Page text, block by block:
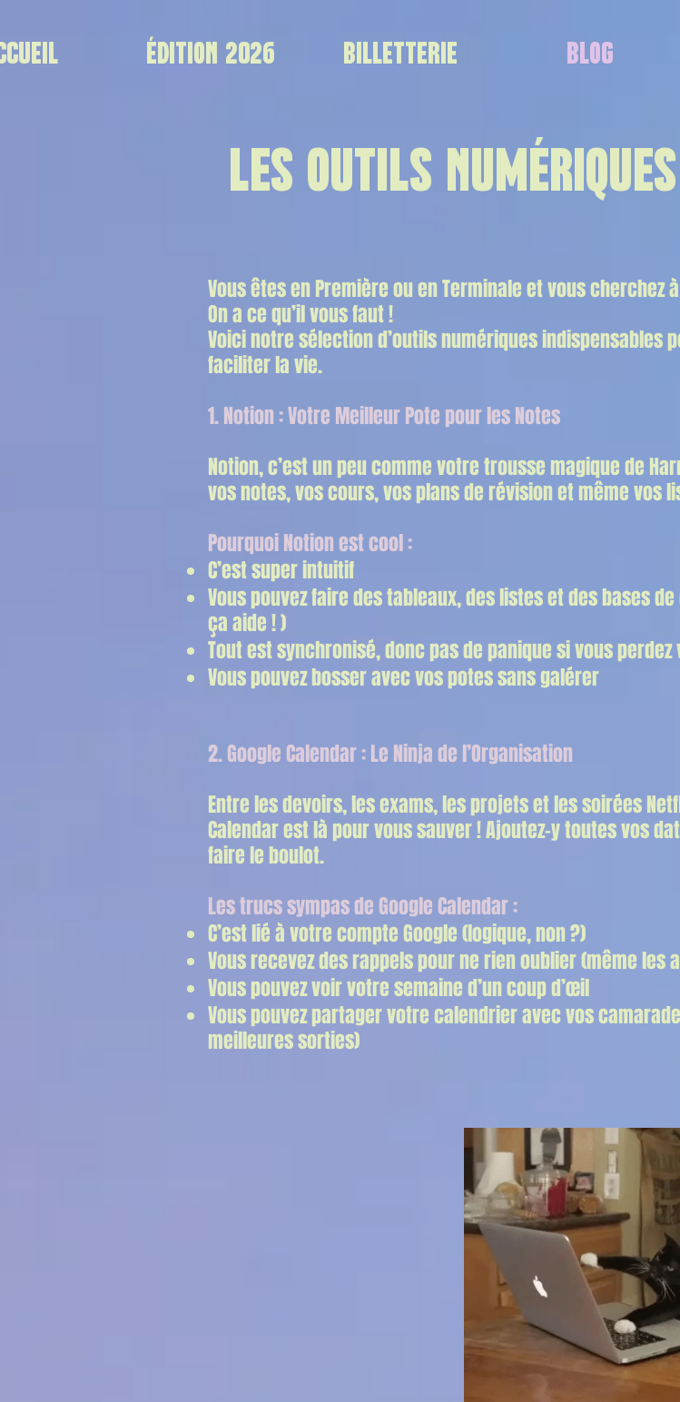
ÉDITION 2026 BILLETTERIE BLOG
LES OUTILS
Vous êtes en Première ou en Terminale et vous
On a ce qu’il vous faut !
Voici notre sélection d’outils numériques
faciliter la vie.
1. Notion : Votre Meilleur Pote pour les Notes
Notion, c’est un peu comme votre trousse magique de
vos notes, vos cours, vos plans de révision et même vos
Pourquoi Notion est cool :
C’est super intuitif
Vous pouvez faire des tableaux, des listes et des bases
ça aide ! )
Tout est synchronisé, donc pas de panique si vous
Vous pouvez bosser avec vos potes sans galérer
2. Google Calendar : Le Ninja de l’Organisation
Entre les devoirs, les exams, les projets et les soirées
Calendar est là pour vous sauver ! Ajoutez-y toutes vos
faire le boulot.
Les trucs sympas de Google Calendar :
C’est lié à votre compte Google (logique, non ?)
Vous recevez des rappels pour ne rien oublier (même les
Vous pouvez voir votre semaine d’un coup d’œil
Vous pouvez partager votre calendrier avec vos
meilleures sorties)​